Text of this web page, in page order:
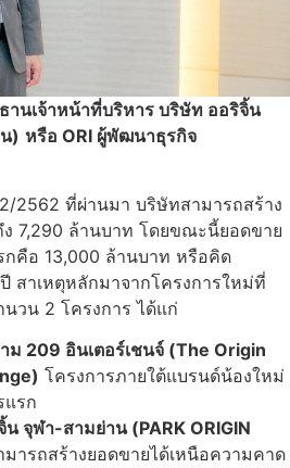
านเจ้าหน้าที่บริหาร บริษัท ออริจิ้น
) หรือ ORI ผู้พัฒนาธุรกิจ
2/2562 ที่ผ่านมา บริษัทสามารถสร้าง
ง 7,290 ล้านบาท โดยขณะนี้ยอดขาย
คือ 13,000 ล้านบาท หรือคิด
สาเหตุหลักมาจากโครงการใหม่ที่
นวน 2 โครงการ ได้แก่
ม 209 อินเตอร์เชนจ์ (The Origin
โครงการภายใต้แบรนด์น้องใหม่
แรก
จุฬา-สามย่าน (PARK ORIGIN
มารถสร้างยอดขายได้เหนือความคาด